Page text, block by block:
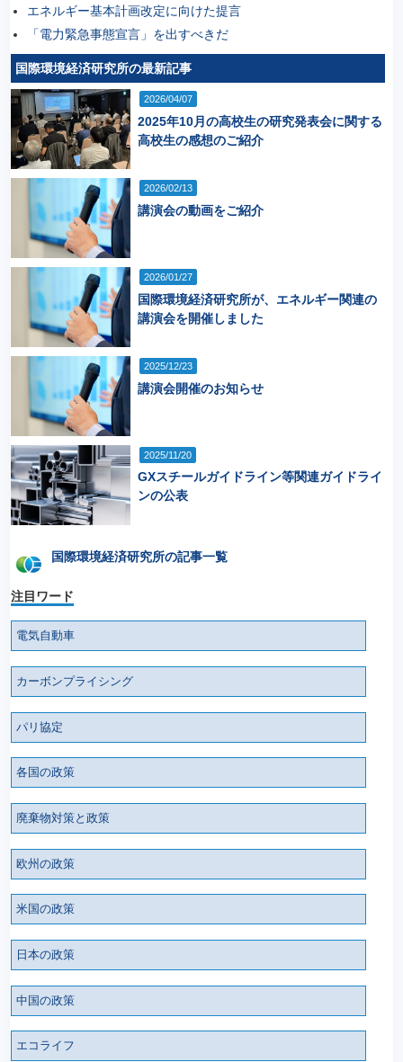
エネルギー基本計画改定に向けた提言
「電力緊急事態宣言」を出すべきだ
国際環境経済研究所の最新記事
2026/04/07
2025年10月の高校生の研究発表会に関する
高校生の感想のご紹介
2026/02/13
講演会の動画をご紹介
2026/01/27
国際環境経済研究所が、エネルギー関連の
講演会を開催しました
2025/12/23
講演会開催のお知らせ
2025/11/20
GXスチールガイドライン等関連ガイドライ
ンの公表
国際環境経済研究所の記事一覧
注目ワード
電気自動車
カーボンプライシング
パリ協定
各国の政策
廃棄物対策と政策
欧州の政策
米国の政策
日本の政策
中国の政策
エコライフ